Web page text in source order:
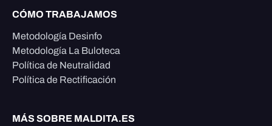
CÓMO TRABAJAMOS
Metodología Desinfo
Metodología La Buloteca
Política de Neutralidad
Política de Rectificación
MÁS SOBRE MALDITA.ES